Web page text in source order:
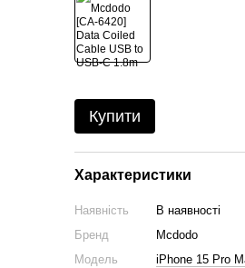
Купити
Характеристики
Наявність
В наявності
Бренд
Mcdodo
Модель
iPhone 15 Pro